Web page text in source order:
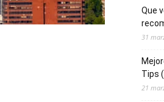
Que
31
Tips
21